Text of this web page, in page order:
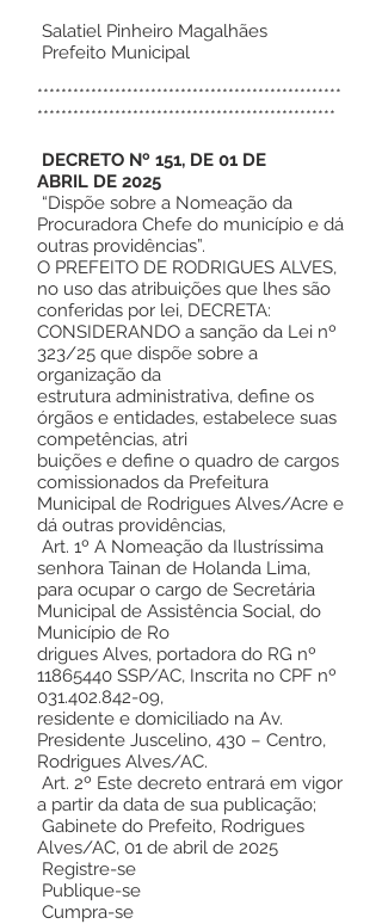
Salatiel Pinheiro Magalhães
Prefeito Municipal
***************************************************
**************************************************
DECRETO Nº 151, DE 01 DE
ABRIL DE 2025
“Dispõe sobre a Nomeação da
Procuradora Chefe do município e dá
outras providências”.
O PREFEITO DE RODRIGUES ALVES,
no uso das atribuições que lhes são
conferidas por lei, DECRETA:
CONSIDERANDO a sanção da Lei nº
323/25 que dispõe sobre a
organização da
estrutura administrativa, define os
órgãos e entidades, estabelece suas
competências, atri
buições e define o quadro de cargos
comissionados da Prefeitura
Municipal de Rodrigues Alves/Acre e
dá outras providências,
Art. 1º A Nomeação da Ilustríssima
senhora Tainan de Holanda Lima,
para ocupar o cargo de Secretária
Municipal de Assistência Social, do
Município de Ro
drigues Alves, portadora do RG nº
11865440 SSP/AC, Inscrita no CPF nº
031.402.842-09,
residente e domiciliado na Av.
Presidente Juscelino, 430 – Centro,
Rodrigues Alves/AC.
Art. 2º Este decreto entrará em vigor
a partir da data de sua publicação;
Gabinete do Prefeito, Rodrigues
Alves/AC, 01 de abril de 2025
Registre-se
Publique-se
Cumpra-se